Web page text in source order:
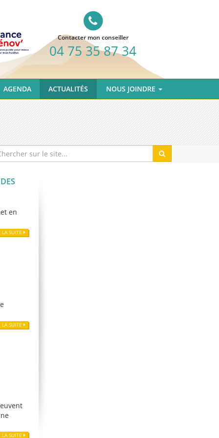
Contacter mon conseiller
04 75 35 87 34
AGENDA ACTUALITÉS NOUS JOINDRE
en
LA SUITE
LA SUITE
LA SUITE